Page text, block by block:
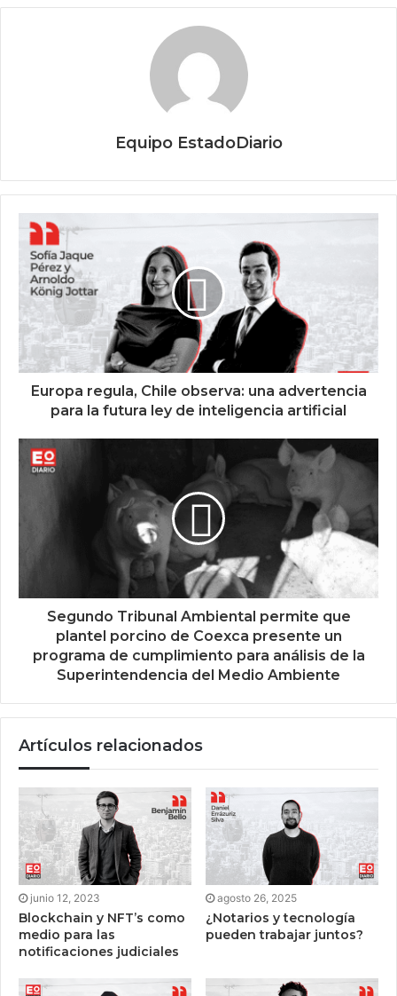
Equipo EstadoDiario
Europa regula, Chile observa: una advertencia
para la futura ley de inteligencia artificial
Segundo Tribunal Ambiental permite que
plantel porcino de Coexca presente un
programa de cumplimiento para análisis de la
Superintendencia del Medio Ambiente
Artículos relacionados
junio 12, 2023
Blockchain y NFT’s como
medio para las
notificaciones judiciales
agosto 26, 2025
¿Notarios y tecnología
pueden trabajar juntos?